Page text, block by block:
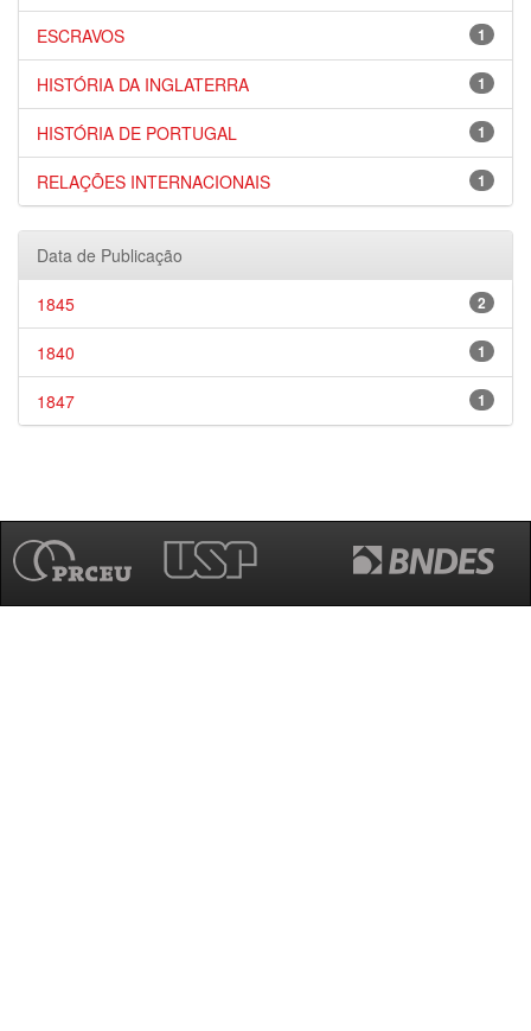
1
ESCRAVOS
1
HISTÓRIA DA INGLATERRA
1
HISTÓRIA DE PORTUGAL
1
RELAÇÕES INTERNACIONAIS
Data de Publicação
2
1845
1
1840
1
1847